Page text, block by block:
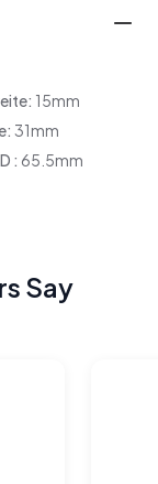
15mm
31mm
: 65.5mm
Say